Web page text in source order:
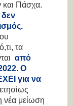
και Πάσχα.
δεν
τα
από
Ο
για να
ετησίως
νέα μείωση